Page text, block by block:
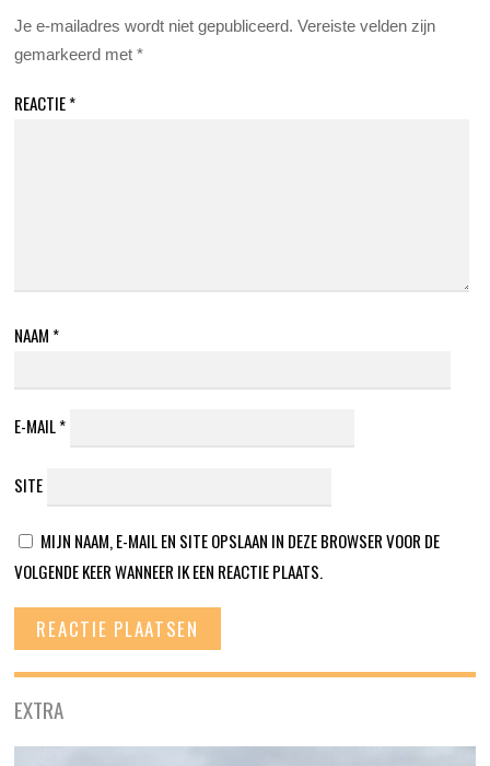
Je e-mailadres wordt niet gepubliceerd. Vereiste velden zijn
gemarkeerd met*
REACTIE*
NAAM *
E-MAIL*
SITE
MIJN NAAM, E-MAIL EN SITE OPSLAAN IN DEZE BROWSER VOOR DE
VOLGENDE KEER WANNEER IK EEN REACTIE PLAATS.
EXTRA